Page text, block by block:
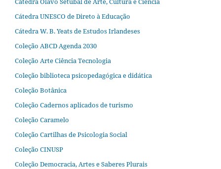
Cátedra UNESCO de Direto à Educação
Cátedra W. B. Yeats de Estudos Irlandeses
Coleção ABCD Agenda 2030
Coleção Arte Ciência Tecnologia
Coleção biblioteca psicopedagógica e didática
Coleção Botânica
Coleção Cadernos aplicados de turismo
Coleção Caramelo
Coleção Cartilhas de Psicologia Social
Coleção CINUSP
Coleção Democracia, Artes e Saberes Plurais